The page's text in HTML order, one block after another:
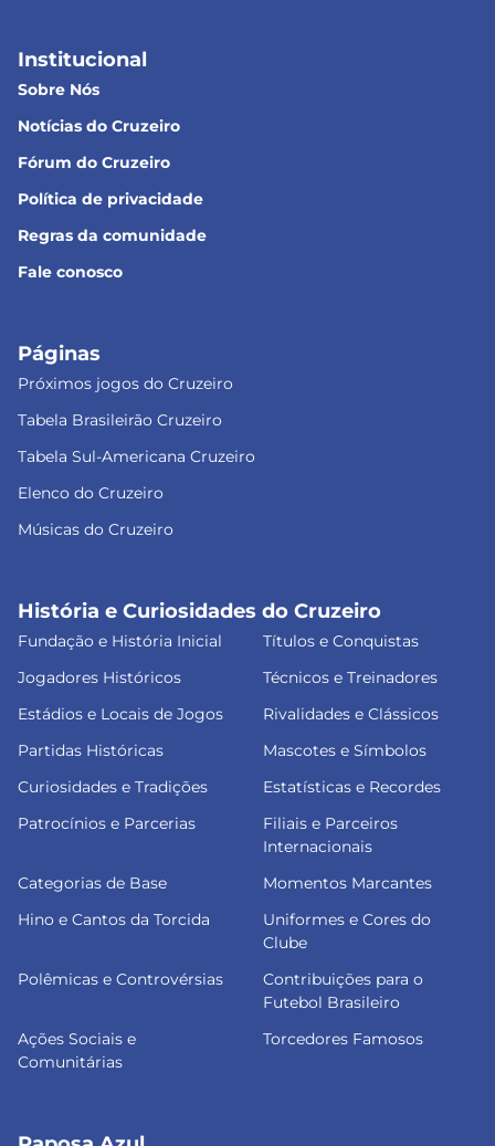
Institucional
Sobre Nós
Notícias do Cruzeiro
Fórum do Cruzeiro
Política de privacidade
Regras da comunidade
Fale conosco
Páginas
Próximos jogos do Cruzeiro
Tabela Brasileirão Cruzeiro
Tabela Sul-Americana Cruzeiro
Elenco do Cruzeiro
Músicas do Cruzeiro
História e Curiosidades do Cruzeiro
Fundação e História Inicial
Títulos e Conquistas
Jogadores Históricos
Técnicos e Treinadores
Estádios e Locais de Jogos
Rivalidades e Clássicos
Partidas Históricas
Mascotes e Símbolos
Curiosidades e Tradições
Estatísticas e Recordes
Patrocínios e Parcerias
Filiais e Parceiros
Internacionais
Categorias de Base
Momentos Marcantes
Hino e Cantos da Torcida
Uniformes e Cores do
Clube
Polêmicas e Controvérsias
Contribuições para o
Futebol Brasileiro
Ações Sociais e
Comunitárias
Torcedores Famosos